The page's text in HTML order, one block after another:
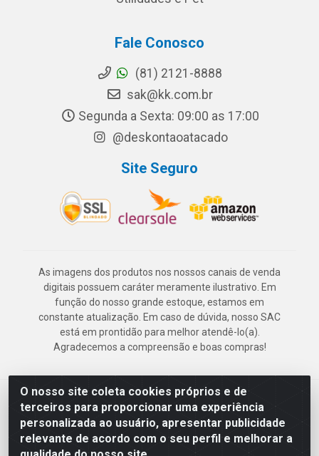
O nosso site coleta cookies próprios e de
terceiros para proporcionar uma experiência
personalizada ao usuário, apresentar publicidade
relevante de acordo com o seu perfil e melhorar a
Fale Conosco
(81) 2121-8888
sak@kk.com.br
Segunda a Sexta: 09:00 as 17:00
@deskontaoatacado
Site Seguro
As imagens dos produtos nos nossos canais de venda
digitais possuem caráter meramente ilustrativo. Em
função do nosso grande estoque, estamos em
constante atualização. Em caso de dúvida, nosso SAC
está em prontidão para melhor atendê-lo(a).
Agradecemos a compreensão e boas compras!
Deskontão Atacado - Av. Marechal Mascarenhas de Morais, 2471 -
Imbiribeira - Recife/PE - CEP 51.150-001 - CNPJ 24.150.377/0003-
57